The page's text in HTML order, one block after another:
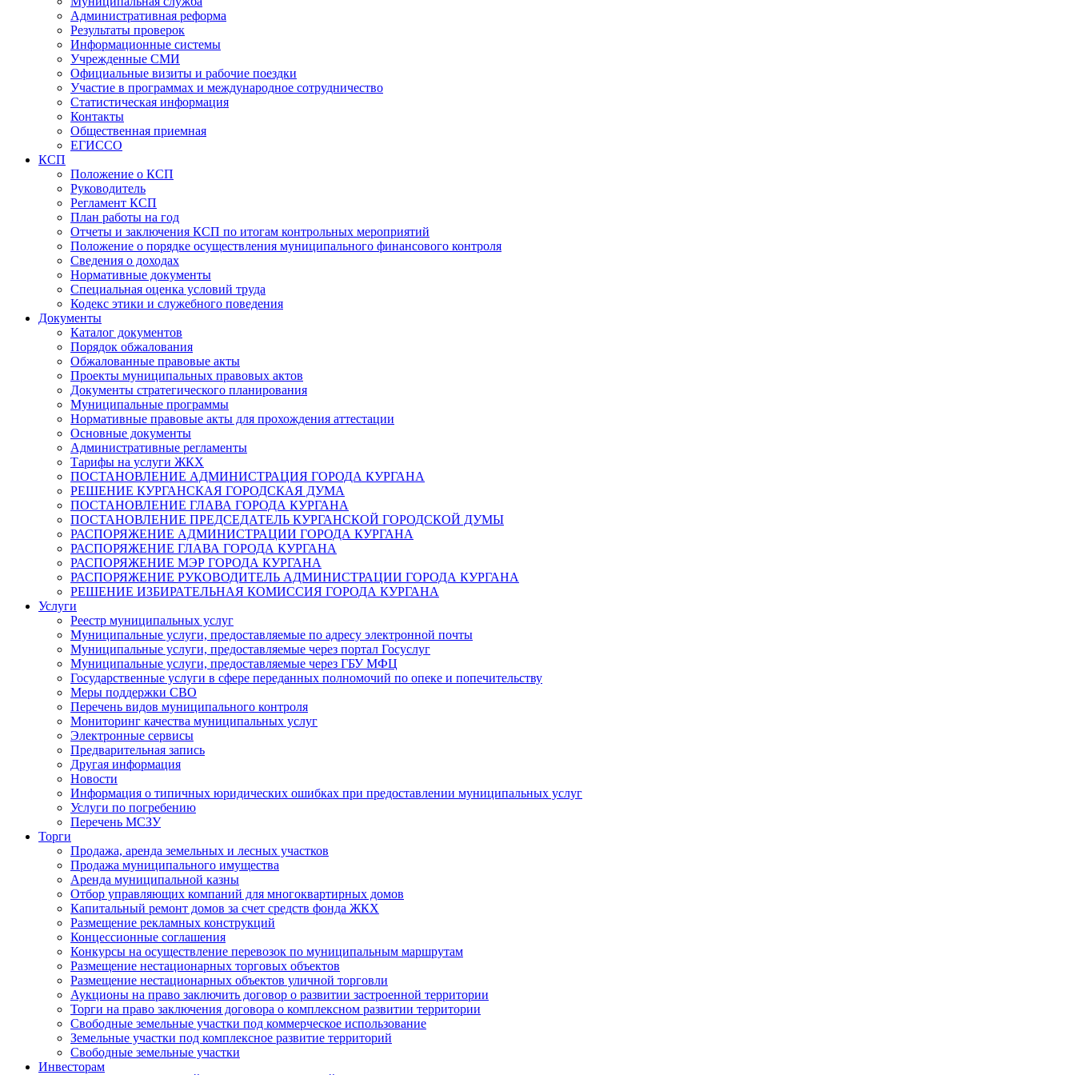
Административная реформа
Результаты проверок
Информационные системы
Учрежденные СМИ
Официальные визиты и рабочие поездки
Участие в программах и международное сотрудничество
Статистическая информация
Контакты
Общественная приемная
ЕГИССО
КСП
Положение о КСП
Руководитель
Регламент КСП
План работы на год
Отчеты и заключения КСП по итогам контрольных мероприятий
Положение о порядке осуществления муниципального финансового контроля
Сведения о доходах
Нормативные документы
Специальная оценка условий труда
Кодекс этики и служебного поведения
Документы
Каталог документов
Порядок обжалования
Обжалованные правовые акты
Проекты муниципальных правовых актов
Документы стратегического планирования
Муниципальные программы
Нормативные правовые акты для прохождения аттестации
Основные документы
Административные регламенты
Тарифы на услуги ЖКХ
ПОСТАНОВЛЕНИЕ АДМИНИСТРАЦИЯ ГОРОДА КУРГАНА
РЕШЕНИЕ КУРГАНСКАЯ ГОРОДСКАЯ ДУМА
ПОСТАНОВЛЕНИЕ ГЛАВА ГОРОДА КУРГАНА
ПОСТАНОВЛЕНИЕ ПРЕДСЕДАТЕЛЬ КУРГАНСКОЙ ГОРОДСКОЙ ДУМЫ
РАСПОРЯЖЕНИЕ АДМИНИСТРАЦИИ ГОРОДА КУРГАНА
РАСПОРЯЖЕНИЕ ГЛАВА ГОРОДА КУРГАНА
РАСПОРЯЖЕНИЕ МЭР ГОРОДА КУРГАНА
РАСПОРЯЖЕНИЕ РУКОВОДИТЕЛЬ АДМИНИСТРАЦИИ ГОРОДА КУРГАНА
РЕШЕНИЕ ИЗБИРАТЕЛЬНАЯ КОМИССИЯ ГОРОДА КУРГАНА
Услуги
Реестр муниципальных услуг
Муниципальные услуги, предоставляемые по адресу электронной почты
Муниципальные услуги, предоставляемые через портал Госуслуг
Муниципальные услуги, предоставляемые через ГБУ МФЦ
Государственные услуги в сфере переданных полномочий по опеке и попечительству
Меры поддержки СВО
Перечень видов муниципального контроля
Мониторинг качества муниципальных услуг
Электронные сервисы
Предварительная запись
Другая информация
Новости
Информация о типичных юридических ошибках при предоставлении муниципальных услуг
Услуги по погребению
Перечень МСЗУ
Торги
Продажа, аренда земельных и лесных участков
Продажа муниципального имущества
Аренда муниципальной казны
Отбор управляющих компаний для многоквартирных домов
Капитальный ремонт домов за счет средств фонда ЖКХ
Размещение рекламных конструкций
Концессионные соглашения
Конкурсы на осуществление перевозок по муниципальным маршрутам
Размещение нестационарных торговых объектов
Размещение нестационарных объектов уличной торговли
Аукционы на право заключить договор о развитии застроенной территории
Торги на право заключения договора о комплексном развитии территории
Свободные земельные участки под коммерческое использование
Земельные участки под комплексное развитие территорий
Свободные земельные участки
Инвесторам